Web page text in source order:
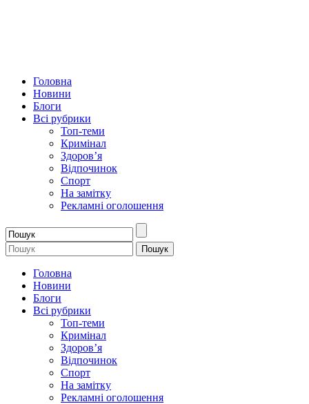
Головна
Новини
Блоги
Всі рубрики
Топ-теми
Кримінал
Здоров’я
Відпочинок
Спорт
На замітку
Рекламні оголошення
Головна
Новини
Блоги
Всі рубрики
Топ-теми
Кримінал
Здоров’я
Відпочинок
Спорт
На замітку
Рекламні оголошення